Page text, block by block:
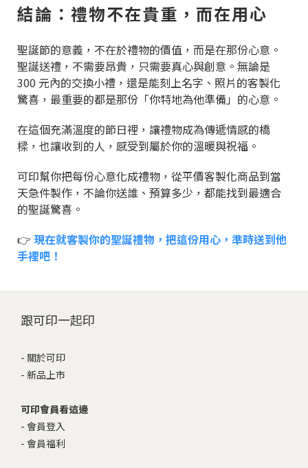
結論：禮物不在貴重，而在用心
聖誕節的意義，不在於禮物的價值，而是在那份心意。
聖誕送禮，不需要昂貴，只需要真心與創意。無論是
300 元內的交換小禮，還是能刻上名字、照片的客製化
驚喜，最重要的都是那份「你特地為他準備」的心意。
在這個充滿溫度的節日裡，讓禮物成為傳遞情感的橋
樑，也讓收到的人，感受到屬於你的溫暖與祝福。
可印幫你把每份心意化成禮物，從平價客製化商品到當
天急件製作，不論你送誰、預算多少，都能找到最適合
的聖誕驚喜。
👉 現在就客製你的聖誕禮物，把這份用心，準時送到他
手裡吧！
跟可印一起印
- 關於可印
- 新品上市
可印會員看這邊
- 會員登入
- 會員福利